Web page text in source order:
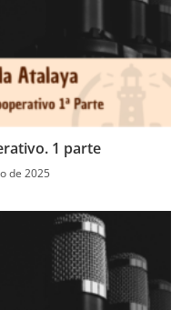
1 parte
de 2025